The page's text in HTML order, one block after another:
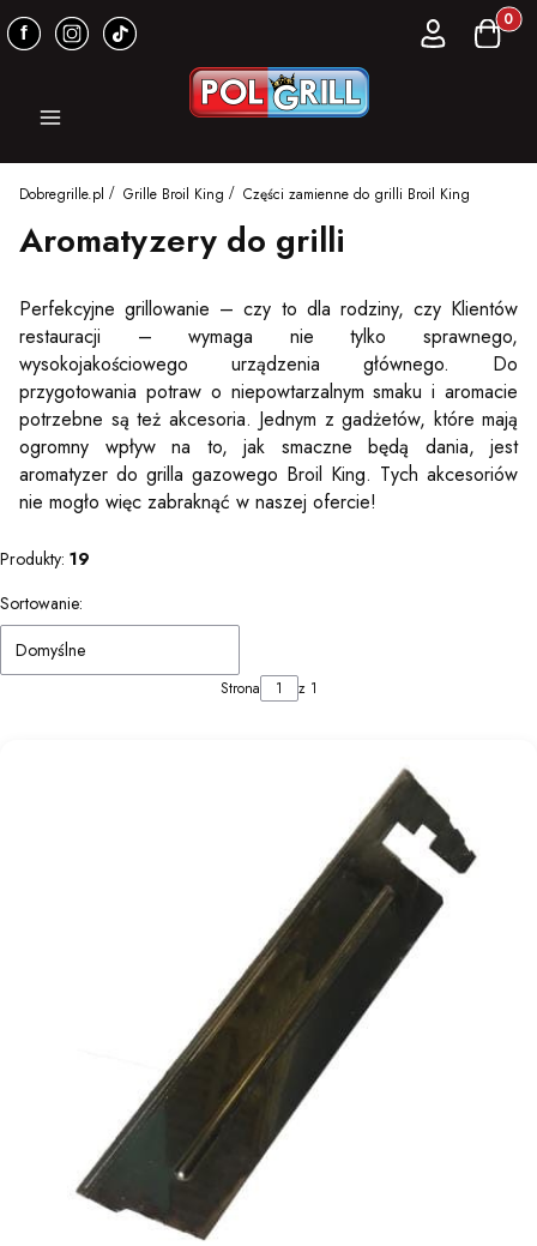
Zaloguj sięKoszyk
Menu
Dobregrille.pl Grille Broil King Części zamienne do grilli Broil King
Aromatyzery do grilli
Perfekcyjne grillowanie – czy to dla rodziny, czy Klientów
restauracji – wymaga nie tylko sprawnego,
wysokojakościowego urządzenia głównego. Do
przygotowania potraw o niepowtarzalnym smaku i aromacie
potrzebne są też akcesoria. Jednym z gadżetów, które mają
ogromny wpływ na to, jak smaczne będą dania, jest
aromatyzer do grilla gazowego Broil King. Tych akcesoriów
nie mogło więc zabraknąć w naszej ofercie!
Produkty: 19
Lista produktów
Sortowanie:
Domyślne
Strona z 1